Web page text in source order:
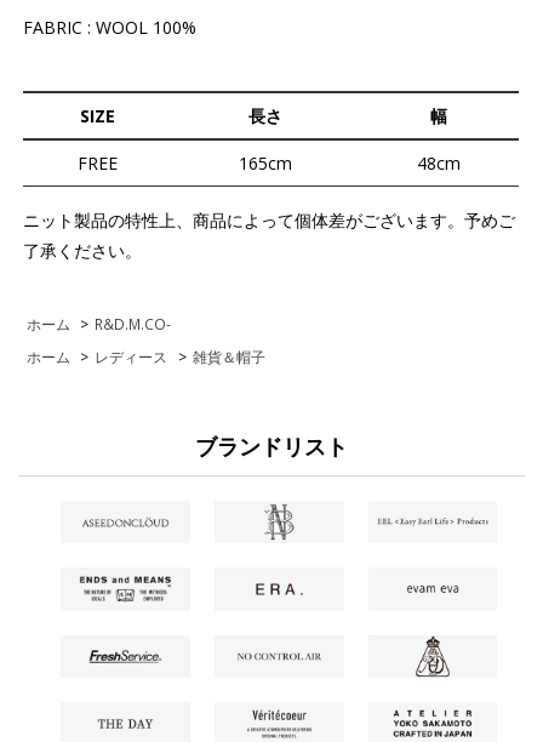
FABRIC : WOOL 100%
SIZE 長さ 幅
FREE 165cm 48cm
ニット製品の特性上、商品によって個体差がございます。予めご
了承ください。
ホーム > R&D.M.CO-
ホーム
> レディース > 雑貨＆帽子
ブランドリスト